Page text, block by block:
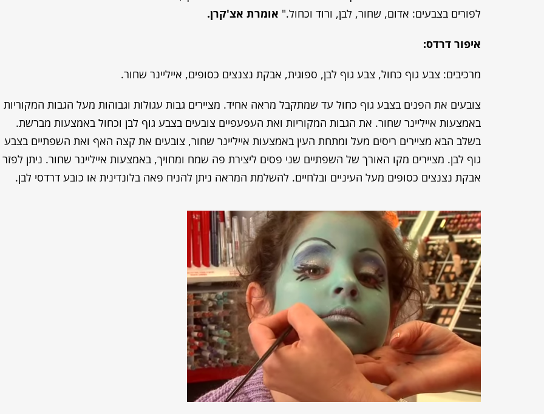
לפורים בצבעים: אדום, שחור, לבן, ורוד וכחול." אומרת אצ'קרן.
איפור דרדס:
מרכיבים: צבע גוף כחול, צבע גוף לבן, ספוגית, אבקת נצנצים כסופים, אייליינר שחור.
צובעים את הפנים בצבע גוף כחול עד שמתקבל מראה אחיד. מציירים גבות עגולות וגבוהות מעל הגבות המקוריות
באמצעות אייליינר שחור. את הגבות המקוריות ואת העפעפיים צובעים בצבע גוף לבן וכחול באמצעות מברשת.
בשלב הבא מציירים ריסים מעל ומתחת העין באמצעות אייליינר שחור, צובעים את קצה האף ואת השפתיים בצבע
גוף לבן. מציירים מקו האורך של השפתיים שני פסים ליצירת פה שמח ומחויך, באמצעות אייליינר שחור. ניתן לפזר
אבקת נצנצים כסופים מעל העיניים ובלחיים. להשלמת המראה ניתן להניח פאה בלונדינית או כובע דרדסי לבן.